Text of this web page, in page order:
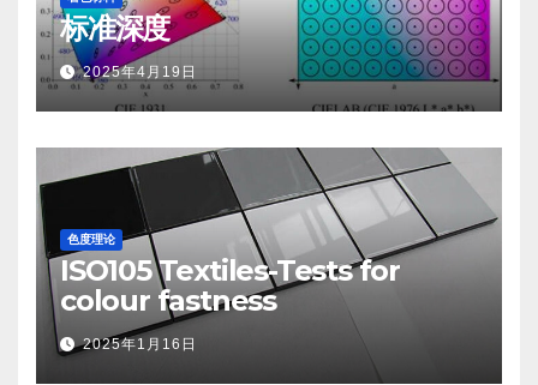
标准深度
2025年4月19日
色度理论
ISO105 Textiles-Tests for
colour fastness
2025年1月16日